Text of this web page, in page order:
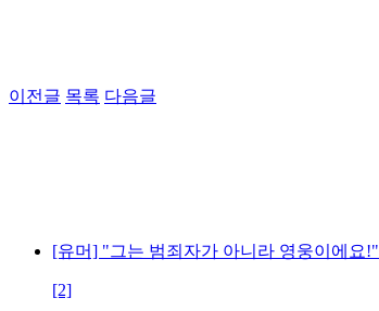
이전글 목록 다음글
[유머] "그는 범죄자가 아니라 영웅이에요!"
[2]